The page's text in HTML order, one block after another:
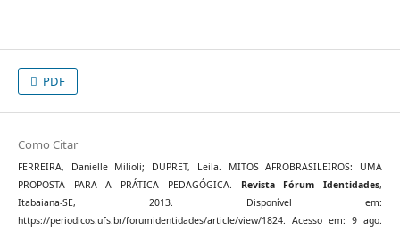
PDF
Como Citar
FERREIRA, Danielle Milioli; DUPRET, Leila. MITOS AFROBRASILEIROS: UMA
PROPOSTA PARA A PRÁTICA PEDAGÓGICA.
Revista Fórum Identidades,
Itabaiana-SE, 2013. Disponível em:
https://periodicos.ufs.br/forumidentidades/article/view/1824. Acesso em: 9 ago.